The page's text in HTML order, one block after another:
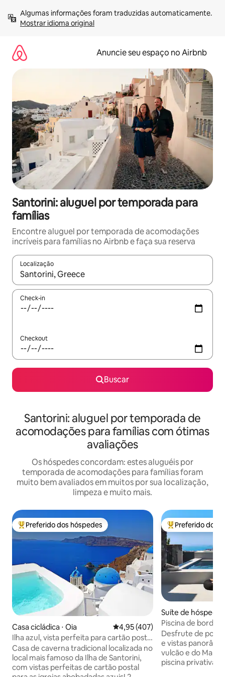
para
Mostrar idioma original
Anuncie seu espaço no Airbnb
Santorini: aluguel por temporada para
famílias
Encontre aluguel por temporada de acomodações
incríveis para famílias no Airbnb e faça sua reserva
Localização
Quando os resultados estiverem disponíveis, explore-os
Check-in
Checkout
Buscar
Santorini: aluguel por temporada de
acomodações para famílias com ótimas
avaliações
Os hóspedes concordam: estes aluguéis por
temporada de acomodações para famílias foram
muito bem avaliados em muitos por sua localização,
limpeza e muito mais.
Entre os melhores preferidos dos hóspedes
Preferido dos hóspedes
Casa cicládica ⋅ Oia 4,95 de uma avaliação média de
4,95 (407)
Ilha azul, vista perfeita para cartão postal
e piscina privativa
Casa de caverna tradicional localizada no
local mais famoso da Ilha de Santorini,
com vistas perfeitas de cartão postal
Entre os
Preferido dos
Suíte de
Kallistis
Piscina de borda
Vista para o mar
Desfrute de
e vistas
vulcão e do Mar
piscina privativa e do